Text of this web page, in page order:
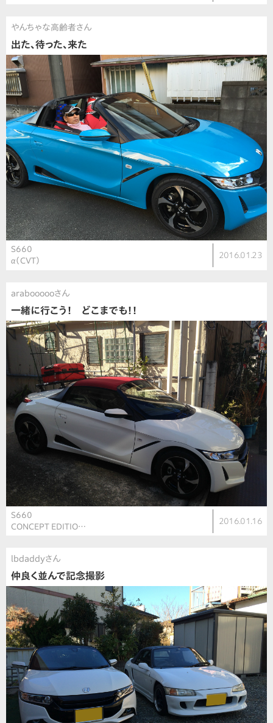
やんちゃな高齢者さん
出た、待った、来た
S660
α（CVT）
2016.01.23
araboooooさん
一緒に行こう！ どこまでも！！
S660
CONCEPT EDITIO…
2016.01.16
lbdaddyさん
仲良く並んで記念撮影